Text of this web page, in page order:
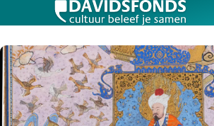
Zoek: